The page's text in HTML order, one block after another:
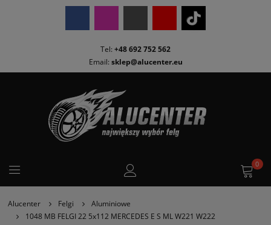
Tel: +48 692 752 562
Email: sklep@alucenter.eu
0
Alucenter Felgi
Aluminiowe
1048 MB FELGI 22 5x112 MERCEDES E S ML W221 W222